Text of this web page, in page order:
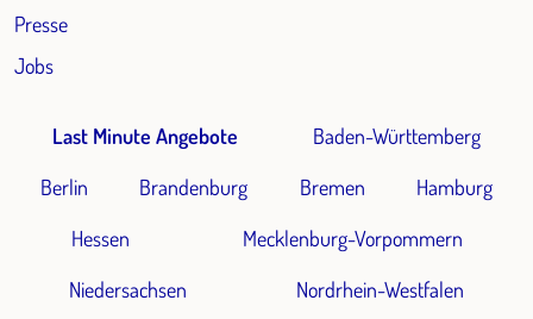
Presse
Jobs
Last Minute Angebote
Baden-Württemberg
Berlin
Brandenburg Bremen
Hamburg
Hessen
Mecklenburg-Vorpommern
Niedersachsen
Nordrhein-Westfalen